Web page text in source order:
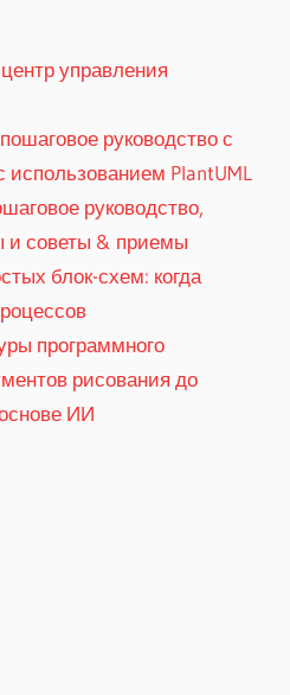
управления
руководство с
использованием PlantUML
руководство,
и советы & приемы
блок-схем: когда
программного
рисования до
ИИ